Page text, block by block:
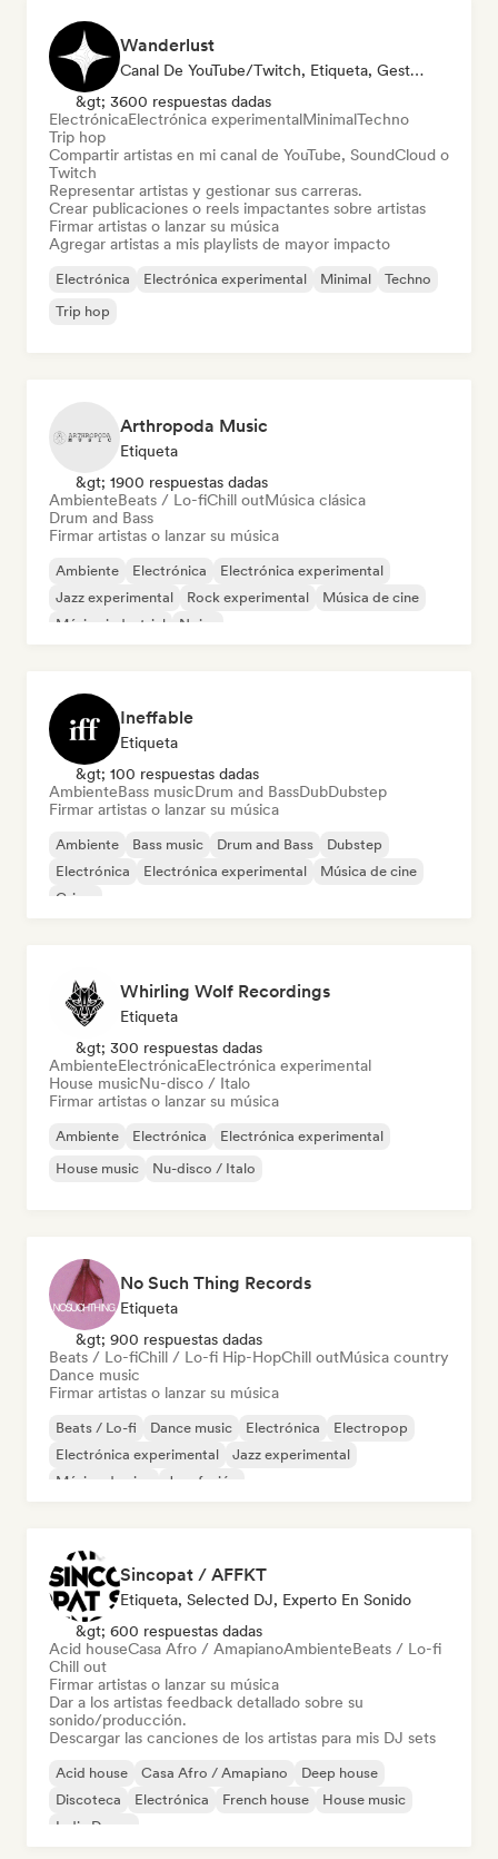
Wanderlust
Canal De YouTube/Twitch, Etiqueta, Gestor, Playlist Curator, Social Media Influencer
&gt; 3600 respuestas dadas
ElectrónicaElectrónica experimentalMinimalTechno
Trip hop
Compartir artistas en mi canal de YouTube, SoundCloud o
Twitch
Representar artistas y gestionar sus carreras.
Crear publicaciones o reels impactantes sobre artistas
Firmar artistas o lanzar su música
Agregar artistas a mis playlists de mayor impacto
Electrónica Electrónica experimental Minimal
Techno
Trip hop
Arthropoda Music
Etiqueta
&gt; 1900 respuestas dadas
AmbienteBeats / Lo-fiChill outMúsica clásica
Drum and Bass
Firmar artistas o lanzar su música
Ambiente Electrónica
Electrónica experimental
Jazz experimental
Rock experimental
Música de cine
Música industrial
Noise
Ineffable
Etiqueta
&gt; 100 respuestas dadas
AmbienteBass musicDrum and BassDubDubstep
Firmar artistas o lanzar su música
Ambiente Bass music Drum and Bass
Dubstep
Electrónica
Electrónica experimental
Música de cine
Grime
Whirling Wolf Recordings
Etiqueta
&gt; 300 respuestas dadas
AmbienteElectrónicaElectrónica experimental
House musicNu-disco / Italo
Firmar artistas o lanzar su música
Ambiente Electrónica
Electrónica experimental
House music
Nu-disco / Italo
No Such Thing Records
Etiqueta
&gt; 900 respuestas dadas
Beats / Lo-fiChill / Lo-fi Hip-HopChill outMúsica country
Dance music
Firmar artistas o lanzar su música
Beats / Lo-fi Dance music Electrónica
Electropop
Electrónica experimental
Jazz experimental
Música de cine
Jazz fusión
Sincopat / AFFKT
Etiqueta, Selected DJ, Experto En Sonido
&gt; 600 respuestas dadas
Acid houseCasa Afro / AmapianoAmbienteBeats / Lo-fi
Chill out
Firmar artistas o lanzar su música
Dar a los artistas feedback detallado sobre su
sonido/producción.
Descargar las canciones de los artistas para mis DJ sets
Acid house Casa Afro / Amapiano
Deep house
Discoteca
Electrónica French house
House music
Indie Dance